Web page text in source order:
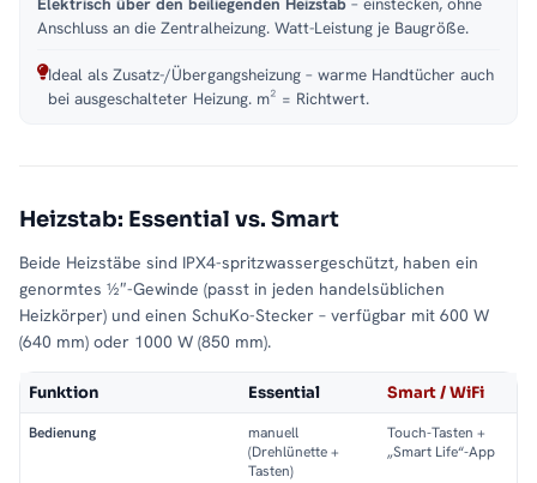
Anschluss an die Zentralheizung. Watt-Leistung je Baugröße.
Ideal als Zusatz-/Übergangsheizung – warme Handtücher auch
bei ausgeschalteter Heizung. m² = Richtwert.
Heizstab: Essential vs. Smart
Beide Heizstäbe sind IPX4-spritzwassergeschützt, haben ein
genormtes ½″-Gewinde (passt in jeden handelsüblichen
Heizkörper) und einen SchuKo-Stecker – verfügbar mit 600 W
(640 mm) oder 1000 W (850 mm).
Funktion Essential Smart / WiFi
Bedienung
manuell
(Drehlünette +
Tasten)
Touch-Tasten +
„Smart Life“-App